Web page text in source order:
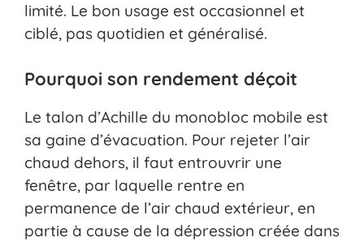
limité. Le bon usage est occasionnel et
ciblé, pas quotidien et généralisé.
Pourquoi son rendement déçoit
Le talon d’Achille du monobloc mobile est
sa gaine d’évacuation. Pour rejeter l’air
chaud dehors, il faut entrouvrir une
fenêtre, par laquelle rentre en
permanence de l’air chaud extérieur, en
partie à cause de la dépression créée dans